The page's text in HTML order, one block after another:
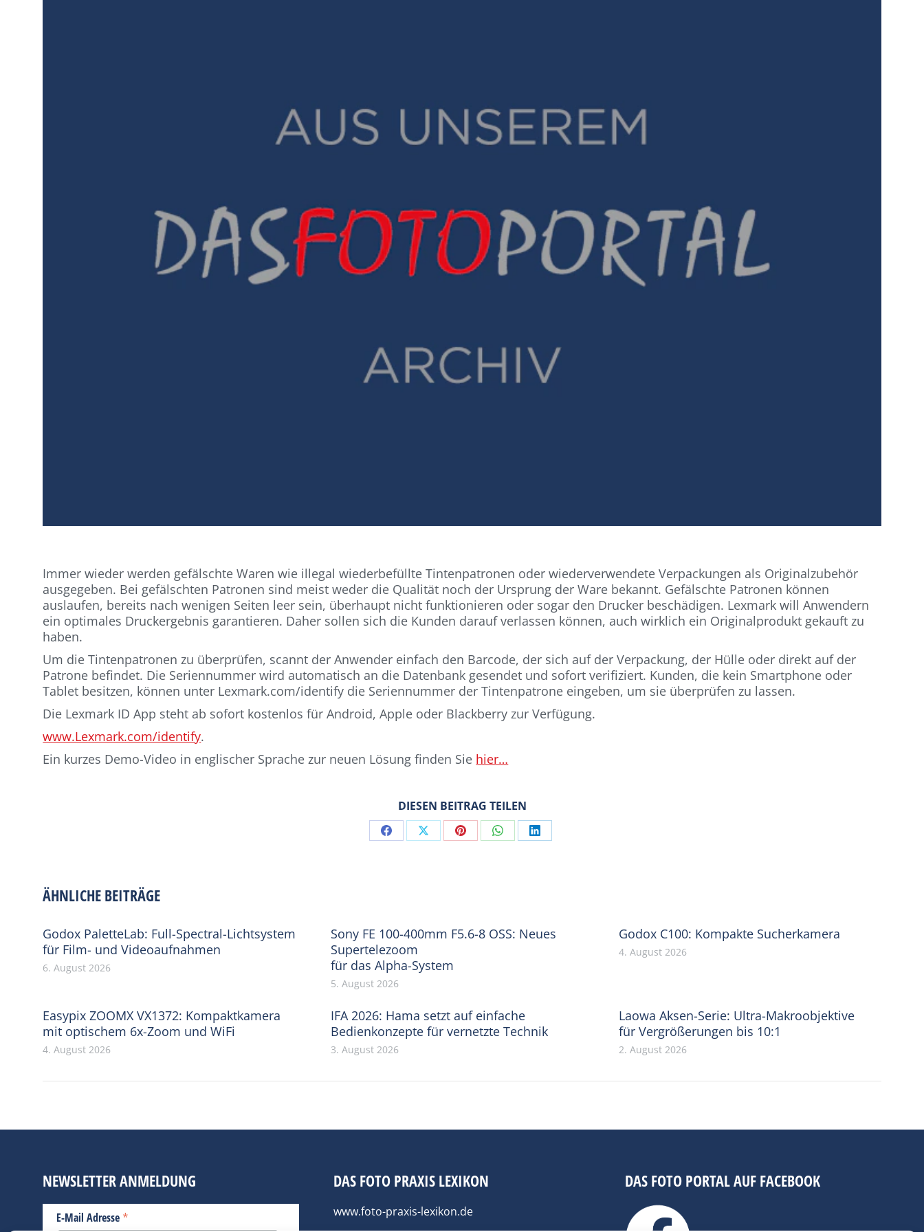
Immer wieder werden gefälschte Waren wie illegal wiederbefüllte Tintenpatronen oder wiederverwendete Verpackungen als Originalzubehör
ausgegeben. Bei gefälschten Patronen sind meist weder die Qualität noch der Ursprung der Ware bekannt. Gefälschte Patronen können
auslaufen, bereits nach wenigen Seiten leer sein, überhaupt nicht funktionieren oder sogar den Drucker beschädigen. Lexmark will Anwendern
ein optimales Druckergebnis garantieren. Daher sollen sich die Kunden darauf verlassen können, auch wirklich ein Originalprodukt gekauft zu
haben.
Um die Tintenpatronen zu überprüfen, scannt der Anwender einfach den Barcode, der sich auf der Verpackung, der Hülle oder direkt auf der
Patrone befindet. Die Seriennummer wird automatisch an die Datenbank gesendet und sofort verifiziert. Kunden, die kein Smartphone oder
Tablet besitzen, können unter Lexmark.com/identify die Seriennummer der Tintenpatrone eingeben, um sie überprüfen zu lassen.
Die Lexmark ID App steht ab sofort kostenlos für Android, Apple oder Blackberry zur Verfügung.
www.Lexmark.com/identify.
Ein kurzes Demo-Video in englischer Sprache zur neuen Lösung finden Sie hier…
DIESEN BEITRAG TEILEN
Share Share Share Share Share
ÄHNLICHE BEITRÄGE
Godox PaletteLab: Full-Spectral-Lichtsystem
für Film- und Videoaufnahmen
6. August 2026
Sony FE 100-400mm F5.6-8 OSS: Neues
Supertelezoom
für das Alpha-System
5. August 2026
Godox C100: Kompakte Sucherkamera
4. August 2026
Easypix ZOOMX VX1372: Kompaktkamera
mit optischem 6x-Zoom und WiFi
4. August 2026
IFA 2026: Hama setzt auf einfache
Bedienkonzepte für vernetzte Technik
3. August 2026
Laowa Aksen-Serie: Ultra-Makroobjektive
für Vergrößerungen bis 10:1
2. August 2026
NEWSLETTER ANMELDUNG
E-Mail Adresse *
DAS FOTO PRAXIS LEXIKON
www.foto-praxis-lexikon.de
DAS FOTO PORTAL AUF FACEBOOK